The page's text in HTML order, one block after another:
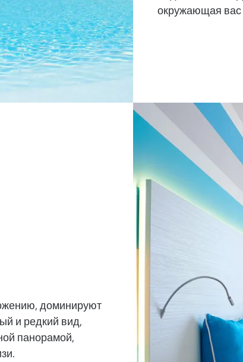
окружающая вас
доминируют
и редкий вид,
панорамой,